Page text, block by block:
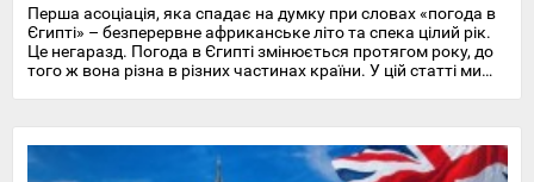
Перша асоціація, яка спадає на думку при словах «погода в
Єгипті» – безперервне африканське літо та спека цілий рік.
Це негаразд. Погода в Єгипті змінюється протягом року, до
того ж вона різна в різних частинах країни. У цій статті ми
Червоного моря.